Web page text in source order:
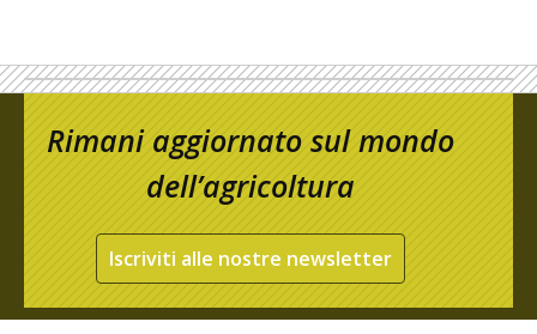
Rimani aggiornato sul mondo
dell’agricoltura
Iscriviti alle nostre newsletter